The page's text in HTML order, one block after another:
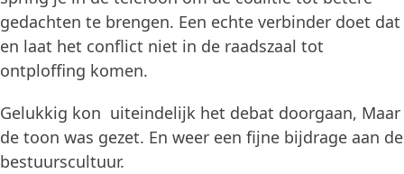
gedachten te brengen. Een echte verbinder doet dat
en laat het conflict niet in de raadszaal tot
ontploffing komen.
Gelukkig kon uiteindelijk het debat doorgaan, Maar
de toon was gezet. En weer een fijne bijdrage aan de
bestuurscultuur.